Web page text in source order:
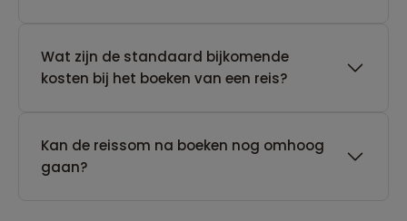
Wat zijn de standaard bijkomende
kosten bij het boeken van een reis?
Kan de reissom na boeken nog omhoog
gaan?